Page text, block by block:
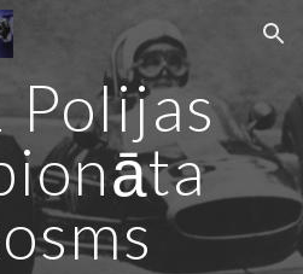
Skip to navigation